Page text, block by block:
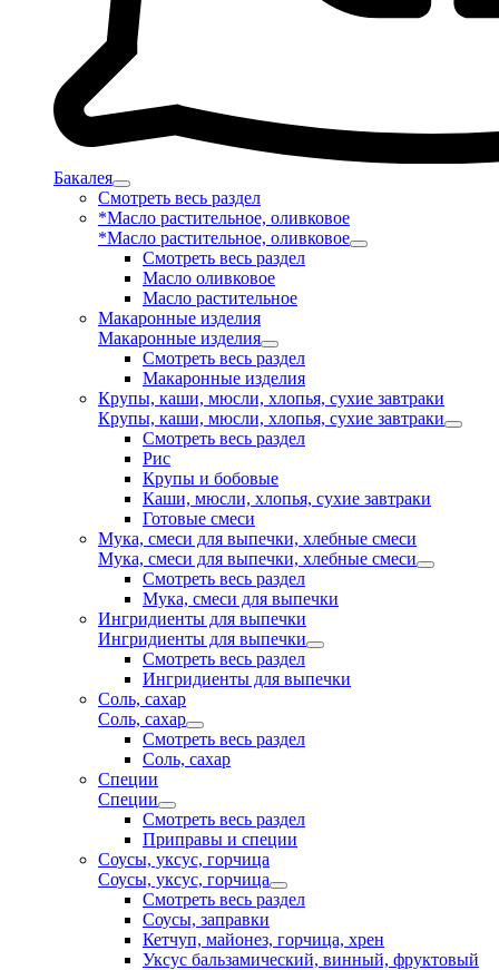
Бакалея
Смотреть весь раздел
*Масло растительное, оливковое
*Масло растительное, оливковое
Смотреть весь раздел
Масло оливковое
Масло растительное
Макаронные изделия
Макаронные изделия
Смотреть весь раздел
Макаронные изделия
Крупы, каши, мюсли, хлопья, сухие завтраки
Крупы, каши, мюсли, хлопья, сухие завтраки
Смотреть весь раздел
Рис
Крупы и бобовые
Каши, мюсли, хлопья, сухие завтраки
Готовые смеси
Мука, смеси для выпечки, хлебные смеси
Мука, смеси для выпечки, хлебные смеси
Смотреть весь раздел
Мука, смеси для выпечки
Ингридиенты для выпечки
Ингридиенты для выпечки
Смотреть весь раздел
Ингридиенты для выпечки
Соль, сахар
Соль, сахар
Смотреть весь раздел
Соль, сахар
Специи
Специи
Смотреть весь раздел
Приправы и специи
Соусы, уксус, горчица
Соусы, уксус, горчица
Смотреть весь раздел
Соусы, заправки
Кетчуп, майонез, горчица, хрен
Уксус бальзамический, винный, фруктовый